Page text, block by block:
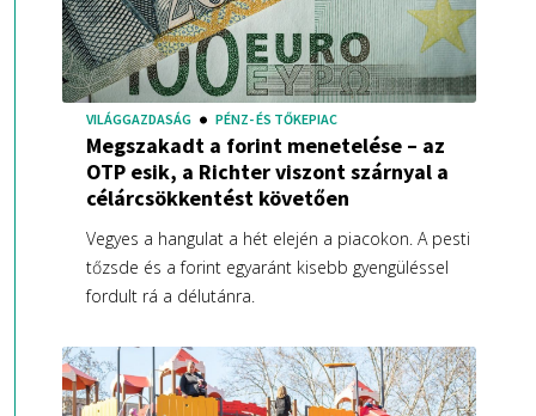
VILÁGGAZDASÁG PÉNZ- ÉS TŐKEPIAC
Megszakadt a forint menetelése – az
OTP esik, a Richter viszont szárnyal a
célárcsökkentést követően
Vegyes a hangulat a hét elején a piacokon. A pesti
tőzsde és a forint egyaránt kisebb gyengüléssel
fordult rá a délutánra.